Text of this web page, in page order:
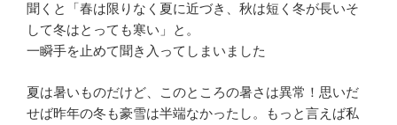
聞くと「春は限りなく夏に近づき、秋は短く冬が長いそ
して冬はとっても寒い」と。
一瞬手を止めて聞き入ってしまいました
夏は暑いものだけど、このところの暑さは異常！思いだ
せば昨年の冬も豪雪は半端なかったし。もっと言えば私